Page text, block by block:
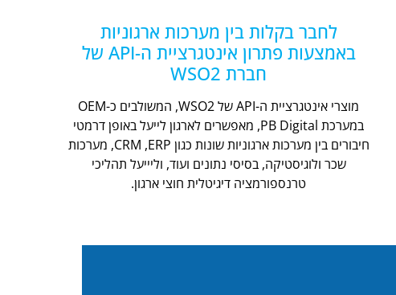
לחבר בקלות בין מערכות ארגוניות
באמצעות פתרון אינטגרציית ה-API של
חברת WSO2
מוצרי אינטגרציית ה-API של WSO2, המשולבים כ-OEM
במערכת PB Digital, מאפשרים לארגון לייעל באופן דרמטי
חיבורים בין מערכות ארגוניות שונות כגון CRM ,ERP, מערכות
שכר ולוגיסטיקה, בסיסי נתונים ועוד, וליייעל תהליכי
טרנספורמציה דיגיטלית חוצי ארגון.